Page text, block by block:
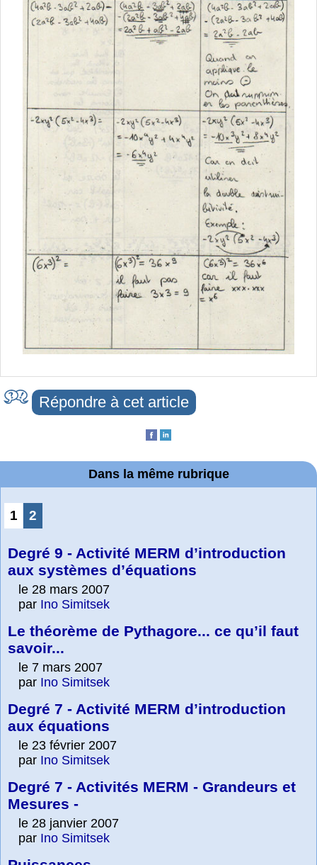
Répondre à cet article
Dans la même rubrique
1 2
Degré 9 - Activité MERM d’introduction
aux systèmes d’équations
le 28 mars 2007
par Ino Simitsek
Le théorème de Pythagore... ce qu’il faut
savoir...
le 7 mars 2007
par Ino Simitsek
Degré 7 - Activité MERM d’introduction
aux équations
le 23 février 2007
par Ino Simitsek
Degré 7 - Activités MERM - Grandeurs et
Mesures -
le 28 janvier 2007
par Ino Simitsek